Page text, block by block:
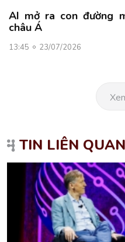
AI mở ra con đường
châu Á
13:45 23/07/2026
TIN LIÊN QUAN